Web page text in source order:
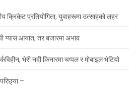
क्रिकेट प्रतियोगिता, युवाहरूमा उत्साहको लहर
ग्यास आयात, तर बजारमा अभाव
भेरी नदी किनारमा चप्पल र मोबाइल भेटियो
–